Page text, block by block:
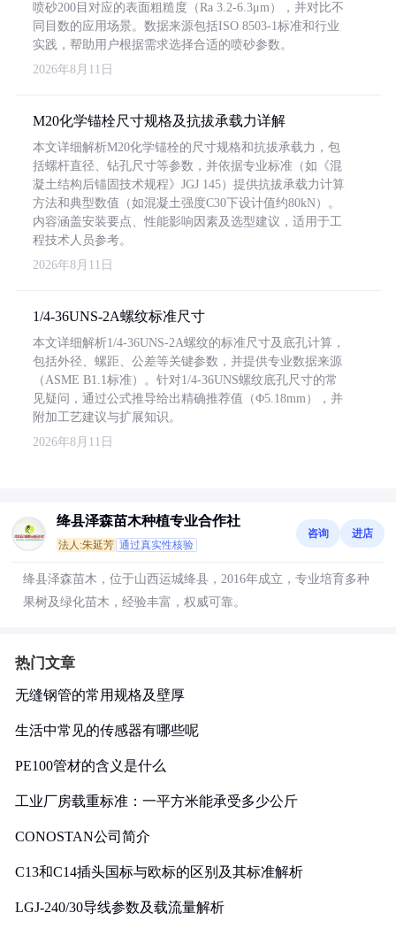
喷砂200目对应的表面粗糙度（Ra 3.2-6.3μm），并对比不
同目数的应用场景。数据来源包括ISO 8503-1标准和行业
实践，帮助用户根据需求选择合适的喷砂参数。
2026年8月11日
M20化学锚栓尺寸规格及抗拔承载力详解
本文详细解析M20化学锚栓的尺寸规格和抗拔承载力，包
括螺杆直径、钻孔尺寸等参数，并依据专业标准（如《混
凝土结构后锚固技术规程》JGJ 145）提供抗拔承载力计算
方法和典型数值（如混凝土强度C30下设计值约80kN）。
内容涵盖安装要点、性能影响因素及选型建议，适用于工
程技术人员参考。
2026年8月11日
1/4-36UNS-2A螺纹标准尺寸
本文详细解析1/4-36UNS-2A螺纹的标准尺寸及底孔计算，
包括外径、螺距、公差等关键参数，并提供专业数据来源
（ASME B1.1标准）。针对1/4-36UNS螺纹底孔尺寸的常
见疑问，通过公式推导给出精确推荐值（Φ5.18mm），并
附加工艺建议与扩展知识。
2026年8月11日
绛县泽森苗木种植专业合作社
法人:朱延芳 通过真实性核验
咨询 进店
绛县泽森苗木，位于山西运城绛县，2016年成立，专业培育多种
果树及绿化苗木，经验丰富，权威可靠。
热门文章
无缝钢管的常用规格及壁厚
生活中常见的传感器有哪些呢
PE100管材的含义是什么
工业厂房载重标准：一平方米能承受多少公斤
CONOSTAN公司简介
C13和C14插头国标与欧标的区别及其标准解析
LGJ-240/30导线参数及载流量解析